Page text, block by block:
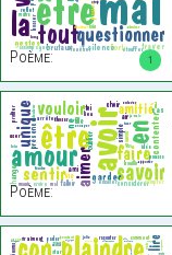
1
Poème:
Poème: